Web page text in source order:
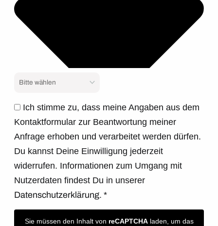
Ich stimme zu, dass meine Angaben aus dem
Kontaktformular zur Beantwortung meiner
Anfrage erhoben und verarbeitet werden dürfen.
Du kannst Deine Einwilligung jederzeit
widerrufen. Informationen zum Umgang mit
Nutzerdaten findest Du in unserer
Datenschutzerklärung.*
Sie müssen den Inhalt von reCAPTCHAladen, um das